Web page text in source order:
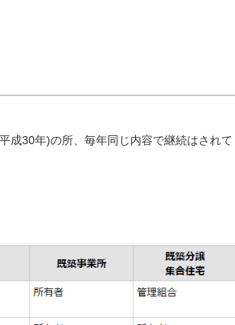
成30年)の所、毎年同じ内容で継続はされて